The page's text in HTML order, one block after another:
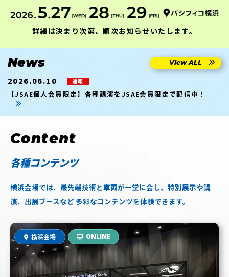
詳細は決まり次第、順次お知らせいたします。
News
2026.06.10 速報
【JSAE個人会員限定】各種講演をJSAE会員限定で配信中！
View ALL
Content
各種コンテンツ
横浜会場では、最先端技術と車両が一堂に会し、特別展示や講
演、出展ブースなど多彩なコンテンツを体験できます。
横浜会場 ONLINE